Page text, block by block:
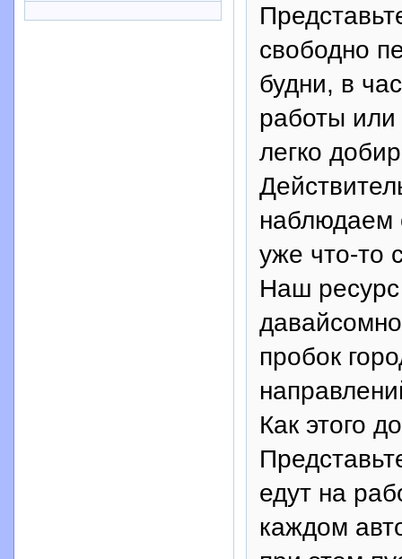
свободно
будни, в
работы или
легко
наблюдаем
уже что-то
Наш
пробок
Как этого
едут на
каждом